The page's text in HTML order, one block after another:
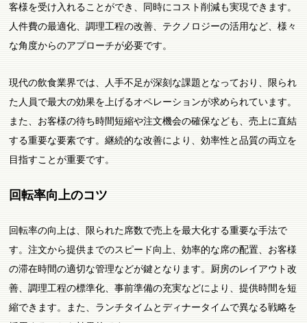
客様を受け入れることができ、同時にコスト削減も実現できます。
人件費の最適化、調理工程の改善、テクノロジーの活用など、様々
な角度からのアプローチが必要です。
現代の飲食業界では、人手不足が深刻な課題となっており、限られ
た人員で最大の効果を上げるオペレーションが求められています。
また、お客様の待ち時間短縮や注文機会の確保なども、売上に直結
する重要な要素です。継続的な改善により、効率性と品質の両立を
目指すことが重要です。
回転率向上のコツ
回転率の向上は、限られた席数で売上を最大化する重要な手法で
す。注文から提供までのスピード向上、効率的な席の配置、お客様
の滞在時間の適切な管理などが鍵となります。厨房のレイアウト改
善、調理工程の標準化、事前準備の充実などにより、提供時間を短
縮できます。また、ランチタイムとディナータイムで異なる戦略を